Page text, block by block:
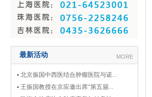
最新活动 MORE
▪ 北京振国中西医结合肿瘤医院与诺...
▪ 王振国教授在京应邀出席“第五届...